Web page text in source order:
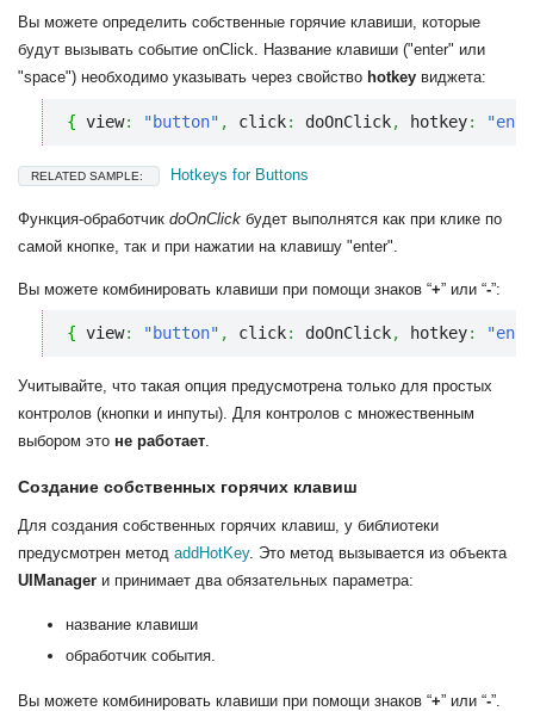
Вы можете определить собственные горячие клавиши, которые
будут вызывать событие onClick. Название клавиши ("enter" или
"space") необходимо указывать через свойство hotkey виджета:
{ view: "button" , click: doOnClick, hotkey:
RELATED SAMPLE: Hotkeys for Buttons
Функция-обработчик doOnClick будет выполнятся как при клике по
самой кнопке, так и при нажатии на клавишу "enter".
Вы можете комбинировать клавиши при помощи знаков “+” или “-”:
{ view: "button" , click: doOnClick, hotkey:
Учитывайте, что такая опция предусмотрена только для простых
контролов (кнопки и инпуты). Для контролов с множественным
выбором это не работает.
Создание собственных горячих клавиш
Для создания собственных горячих клавиш, у библиотеки
предусмотрен метод addHotKey. Это метод вызывается из объекта
UIManager и принимает два обязательных параметра:
название клавиши
обработчик события.
Вы можете комбинировать клавиши при помощи знаков “+” или “-”.